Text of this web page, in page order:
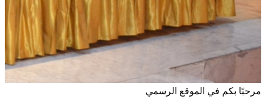
مرحبًا بكم في الموقع الرسمي